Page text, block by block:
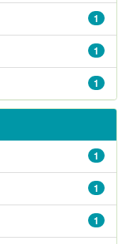
1
1
1
1
1
1